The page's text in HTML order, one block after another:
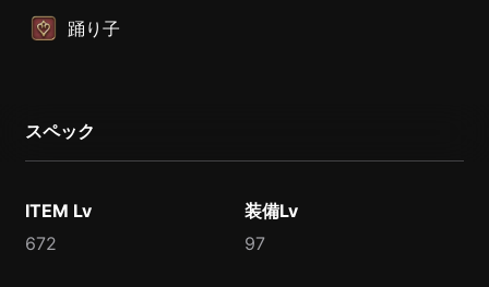
踊り子
スペック
ITEM Lv
672
装備Lv
97